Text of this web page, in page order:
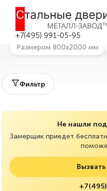
+7(495) 991-05-95
Красивые
Размером 800х2000 мм
Фильтр
Не нашли
Замерщик приедет